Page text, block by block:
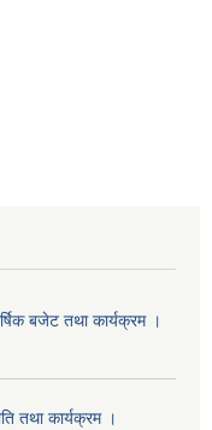
बजेट तथा कार्यक्रम ।
तथा कार्यक्रम ।